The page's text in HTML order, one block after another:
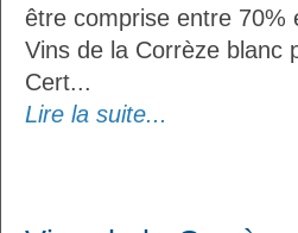
être comprise entre 70%
Vins de la Corrèze blanc
Cert...
Lire la suite...